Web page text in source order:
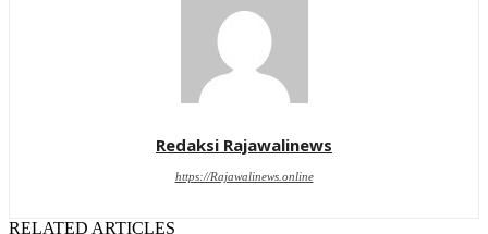
Redaksi Rajawalinews
https://Rajawalinews.online
RELATED ARTICLES